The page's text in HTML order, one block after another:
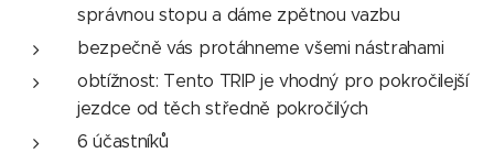
správnou stopu a dáme zpětnou vazbu
bezpečně vás protáhneme všemi nástrahami
obtížnost: Tento TRIP je vhodný pro pokročilejší
jezdce od těch středně pokročilých
6 účastníků